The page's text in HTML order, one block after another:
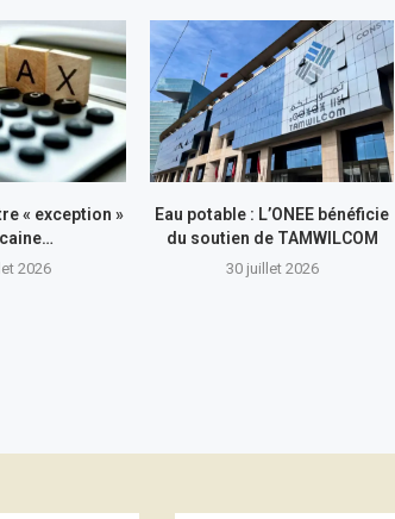
« exception »
2026
Eau potable : L’ONEE bénéficie
du soutien de TAMWILCOM
30 juillet 2026